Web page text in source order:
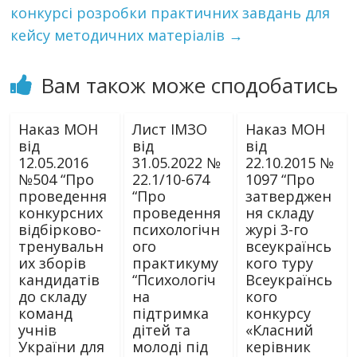
конкурсі розробки практичних завдань для
кейсу методичних матеріалів →
Вам також може сподобатись
Наказ МОН
від
12.05.2016
№504 “Про
проведення
конкурсних
відбірково-
тренувальн
их зборів
кандидатів
до складу
команд
учнів
України для
Лист ІМЗО
від
31.05.2022 №
22.1/10-674
“Про
проведення
психологічн
ого
практикуму
“Психологіч
на
підтримка
дітей та
молоді під
Наказ МОН
від
22.10.2015 №
1097 “Про
затверджен
ня складу
журі 3-го
всеукраїнсь
кого туру
Всеукраїнсь
кого
конкурсу
«Класний
керівник